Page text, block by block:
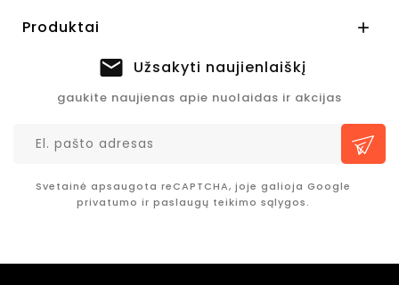
Produktai 
Užsakyti naujienlaiškį
gaukite naujienas apie nuolaidas ir akcijas
Svetainė apsaugota reCAPTCHA, joje galioja Google
privatumo ir paslaugų teikimo sąlygos.